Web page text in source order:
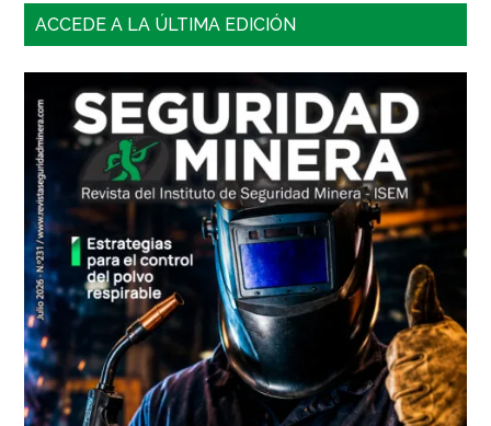
Barra
principal
ACCEDE A LA ÚLTIMA EDICIÓN